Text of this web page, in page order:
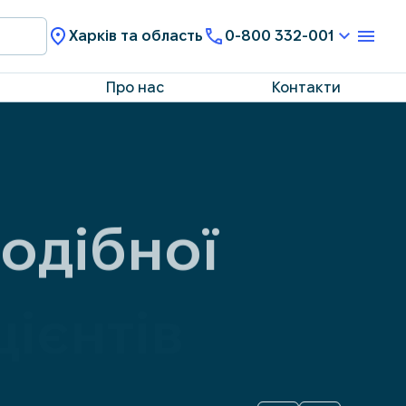
Харків та область 0-800 332-001
Про нас Контакти